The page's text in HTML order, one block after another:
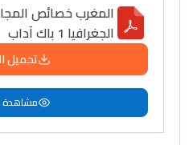
المغرب خصائص
الجغرافيا 1 باك آداب
تحميل
مشاهدة